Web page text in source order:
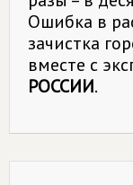
Ошибка в
зачистка
вместе с
РОССИИ.